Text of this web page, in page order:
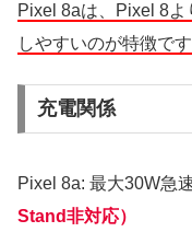
Pixel 8aは、Pixel 8
しやすいのが特徴です
充電関係
Pixel 8a: 最大30W急
Stand非対応）